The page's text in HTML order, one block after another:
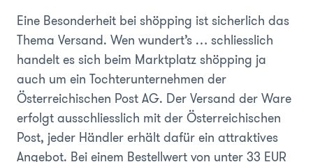
Eine Besonderheit bei shöpping ist sicherlich das
Thema Versand. Wen wundert’s … schliesslich
handelt es sich beim Marktplatz shöpping ja
auch um ein Tochterunternehmen der
Österreichischen Post AG. Der Versand der Ware
erfolgt ausschliesslich mit der Österreichischen
Post, jeder Händler erhält dafür ein attraktives
Angebot. Bei einem Bestellwert von unter 33 EUR